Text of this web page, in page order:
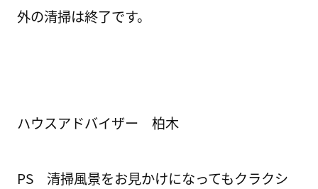
外の清掃は終了です。
ハウスアドバイザー 柏木
PS 清掃風景をお見かけになってもクラクシ